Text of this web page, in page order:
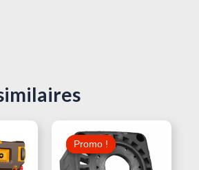
:
Le
Promo !
Promo !
Prix
Initial
Était :
Le